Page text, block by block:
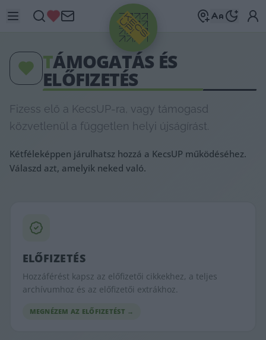
TÁMOGATÁS ÉS
ELŐFIZETÉS
Fizess elő a KecsUP-ra, vagy támogasd
közvetlenül a független helyi újságírást.
Kétféleképpen járulhatsz hozzá a KecsUP működéséhez.
Válaszd azt, amelyik neked való.
ELŐFIZETÉS
Hozzáférést kapsz az előfizetői cikkekhez, a teljes
archívumhoz és az előfizetői extrákhoz.
MEGNÉZEM AZ ELŐFIZETÉST →